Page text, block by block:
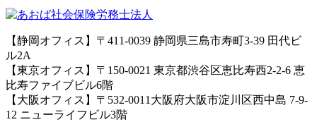
【静岡オフィス】〒411-0039 静岡県三島市寿町3-39 田代ビ
ル2A
【東京オフィス】〒150-0021 東京都渋谷区恵比寿西2-2-6 恵
比寿ファイブビル6階
【大阪オフィス】〒532-0011大阪府大阪市淀川区西中島 7-9-
12 ニューライフビル3階